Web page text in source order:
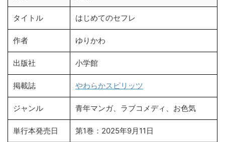
タイトル はじめてのセフレ
作者 ゆりかわ
出版社 小学館
掲載誌 やわらかスピリッツ
ジャンル 青年マンガ、ラブコメディ、お色気
単行本発売日 第1巻：2025年9月11日